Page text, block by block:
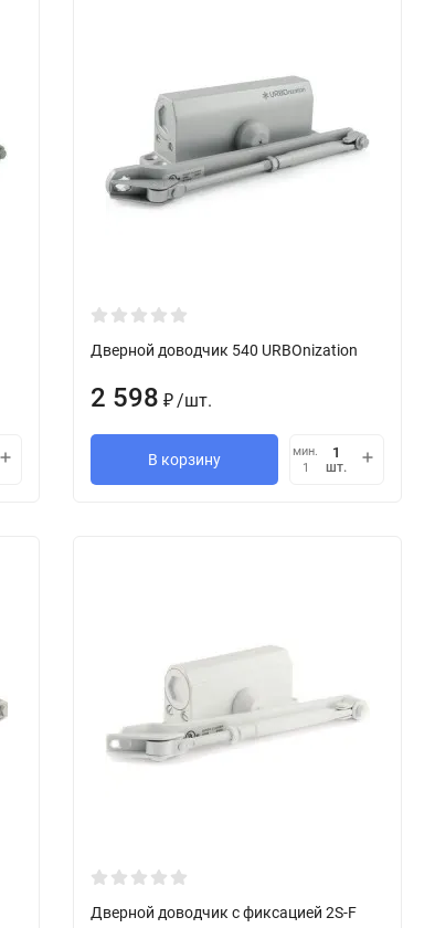
Дверной доводчик 540 URBOnization
2 598 ₽ /шт.
В корзину
мин.
1
шт.
Дверной доводчик с фиксацией 2S-F